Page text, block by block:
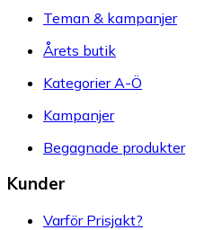
Teman & kampanjer
Årets butik
Kategorier A-Ö
Kampanjer
Begagnade produkter
Kunder
Varför Prisjakt?